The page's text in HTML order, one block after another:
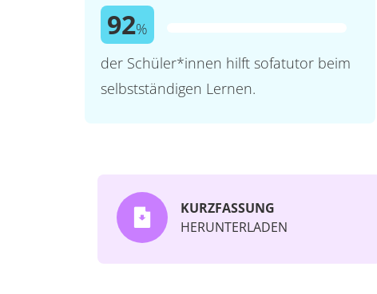
92%
der Schüler*innen hilft sofatutor beim
selbstständigen Lernen.
KURZFASSUNG
HERUNTERLADEN